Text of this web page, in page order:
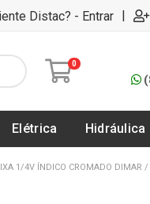
Distac? - Entrar |
0
Elétrica Hidráulica
1/4V ÍNDICO CROMADO DIMAR